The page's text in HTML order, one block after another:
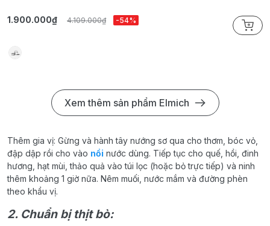
1.900.000₫ 4.109.000₫ -54%
Xem thêm sản phẩm Elmich
Thêm gia vị: Gừng và hành tây nướng sơ qua cho thơm, bóc vỏ,
đập dập rồi cho vào nồi nước dùng. Tiếp tục cho quế, hồi, đinh
hương, hạt mùi, thảo quả vào túi lọc (hoặc bỏ trực tiếp) và ninh
thêm khoảng 1 giờ nữa. Nêm muối, nước mắm và đường phèn
theo khẩu vị.
2. Chuẩn bị thịt bò: